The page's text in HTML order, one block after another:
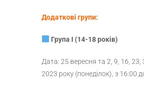
Додаткові групи:
Група I (14-18 років)
Дата: 25 вересня та 2, 9, 16,
2023 року (понеділок), з 16:00